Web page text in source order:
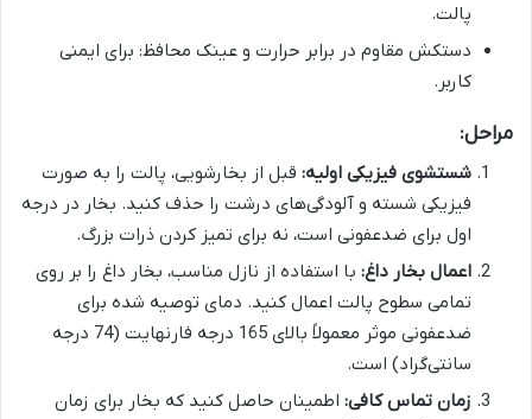
پالت.
دستکش مقاوم در برابر حرارت و عینک محافظ: برای ایمنی
کاربر.
مراحل:
شستشوی فیزیکی اولیه: قبل از بخارشویی، پالت را به صورت
فیزیکی شسته و آلودگی‌های درشت را حذف کنید. بخار در درجه
اول برای ضدعفونی است، نه برای تمیز کردن ذرات بزرگ.
اعمال بخار داغ: با استفاده از نازل مناسب، بخار داغ را بر روی
تمامی سطوح پالت اعمال کنید. دمای توصیه شده برای
ضدعفونی موثر معمولاً بالای 165 درجه فارنهایت (74 درجه
سانتی‌گراد) است.
زمان تماس کافی: اطمینان حاصل کنید که بخار برای زمان